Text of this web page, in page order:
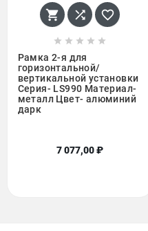
  
    
Рамка 2-я для
горизонтальной/
вертикальной установки
Серия- LS990 Материал-
металл Цвет- алюминий
дарк
7 077,00 ₽